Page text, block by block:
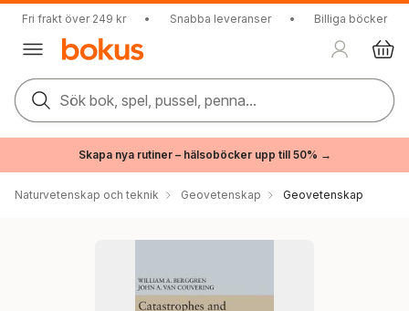
Fri frakt över 249 kr • Snabba leveranser • Billiga böcker
Sök bok, spel, pussel, penna...
Skapa nya rutiner – hälsoböcker upp till 50% →
Naturvetenskap och teknik Geovetenskap Geovetenskap